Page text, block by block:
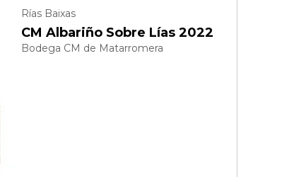
Rías Baixas
CM Albariño Sobre Lías 2022
Bodega CM de Matarromera